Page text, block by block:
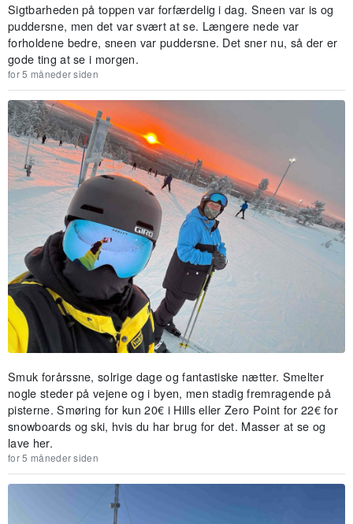
Sigtbarheden på toppen var forfærdelig i dag. Sneen var is og
puddersne, men det var svært at se. Længere nede var
forholdene bedre, sneen var puddersne. Det sner nu, så der er
gode ting at se i morgen.
for 5 måneder siden
Smuk forårssne, solrige dage og fantastiske nætter. Smelter
nogle steder på vejene og i byen, men stadig fremragende på
pisterne. Smøring for kun 20€ i Hills eller Zero Point for 22€ for
snowboards og ski, hvis du har brug for det. Masser at se og
lave her.
for 5 måneder siden